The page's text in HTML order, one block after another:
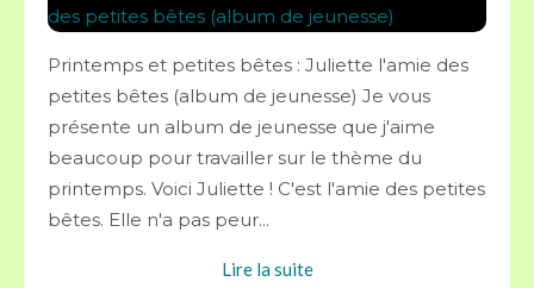
Printemps et petites bêtes : Juliette l'amie des
petites bêtes (album de jeunesse) Je vous
présente un album de jeunesse que j'aime
beaucoup pour travailler sur le thème du
printemps. Voici Juliette ! C'est l'amie des petites
bêtes. Elle n'a pas peur...
Lire la suite